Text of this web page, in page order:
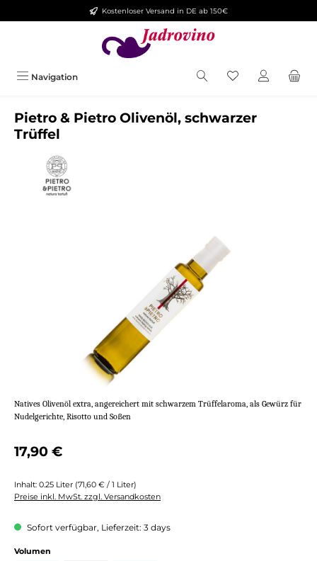
Zum Hauptinhalt springenKostenloser Versand in DE ab 150€
Navigation
Pietro & Pietro Olivenöl, schwarzer
Trüffel
Natives Olivenöl extra, angereichert mit schwarzem Trüffelaroma, als Gewürz für
Nudelgerichte, Risotto und Soßen
Regulärer Preis:
17,90 €
Inhalt: 0.25 Liter (71,60 € / 1 Liter)
Preise inkl. MwSt. zzgl. Versandkosten
Sofort verfügbar, Lieferzeit: 3 days
Volumen